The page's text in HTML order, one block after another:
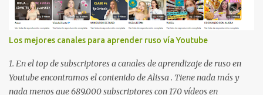
Los mejores canales para aprender ruso vía Youtube
1. En el top de subscriptores a canales de aprendizaje de ruso en
Youtube encontramos el contenido de Alissa . Tiene nada más y
nada menos que 689.000 subscriptores con 170 vídeos en